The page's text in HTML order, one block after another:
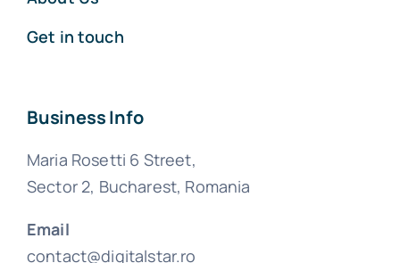
Get in touch
Business Info
Maria Rosetti 6 Street,
Sector 2, Bucharest, Romania
Email
contact@digitalstar.ro